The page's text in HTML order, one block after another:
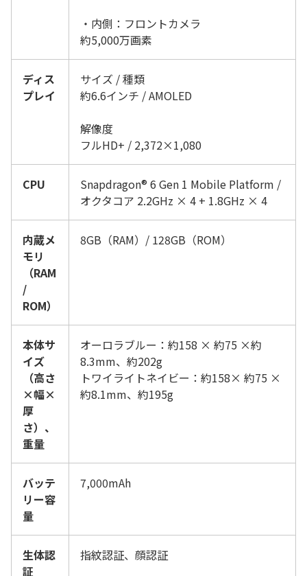
・内側： フロントカメラ
約5,000万画素
ディス
プレイ
サイズ / 種類
約6.6インチ /AMOLED
解像度
フルHD+ / 2,372×1,080
CPU Snapdragon® 6 Gen 1 Mobile Platform /
オクタコア 2.2GHz × 4 + 1.8GHz × 4
内蔵メ
モリ
（RAM
/
ROM）
8GB（RAM）/ 128GB（ROM）
本体サ
イズ
（高さ
×幅×
厚
さ）、
重量
オーロラブルー：約158 × 約75 ×約
8.3mm、約202g
トワイライトネイビー：約158× 約75 ×
約8.1mm、約195g
バッテ
リー容
量
7,000mAh
生体認
証
指紋認証、顔認証